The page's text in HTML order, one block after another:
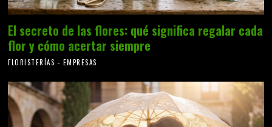
El secreto de las flores: qué significa regalar cada
flor y cómo acertar siempre
FLORISTERÍAS - EMPRESAS